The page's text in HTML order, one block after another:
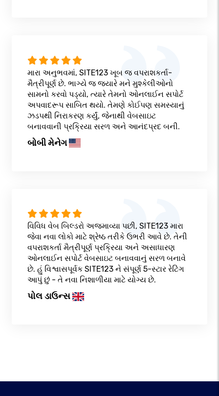
મારા અનુભવમાં, SITE123 ખૂબ જ વપરાશકર્તા-
મૈત્રીપૂર્ણ છે. ભાગ્યે જ જ્યારે મને મુશ્કેલીઓનો
સામનો કરવો પડ્યો, ત્યારે તેમનો ઓનલાઈન સપોર્ટ
અપવાદરૂપ સાબિત થયો. તેમણે કોઈપણ સમસ્યાનું
ઝડપથી નિરાકરણ કર્યું, જેનાથી વેબસાઇટ
બનાવવાની પ્રક્રિયા સરળ અને આનંદપ્રદ બની.
બોબી મેનેગ
વિવિધ વેબ બિલ્ડરો અજમાવ્યા પછી, SITE123 મારા
જેવા નવા લોકો માટે શ્રેષ્ઠ તરીકે ઉભરી આવે છે. તેની
વપરાશકર્તા મૈત્રીપૂર્ણ પ્રક્રિયા અને અસાધારણ
ઓનલાઈન સપોર્ટ વેબસાઇટ બનાવવાનું સરળ બનાવે
છે. હું વિશ્વાસપૂર્વક SITE123 ને સંપૂર્ણ 5-સ્ટાર રેટિંગ
આપું છું - તે નવા નિશાળીયા માટે યોગ્ય છે.
પોલ ડાઉન્સ